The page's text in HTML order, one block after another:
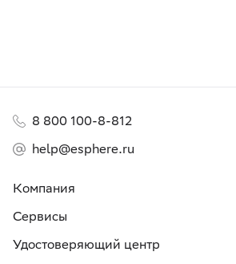
Компания
Сервисы
Удостоверяющий центр
8 800 100-8-812
help@esphere.ru